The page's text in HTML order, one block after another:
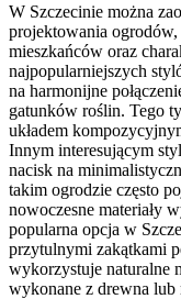
W Szczecinie można
projektowania
mieszkańców oraz
najpopularniejszych
na harmonijne
gatunków roślin. Tego
układem
Innym interesującym
nacisk na
takim ogrodzie często
nowoczesne materiały
popularna opcja w
przytulnymi zakątkami
wykorzystuje naturalne
wykonane z drewna lub